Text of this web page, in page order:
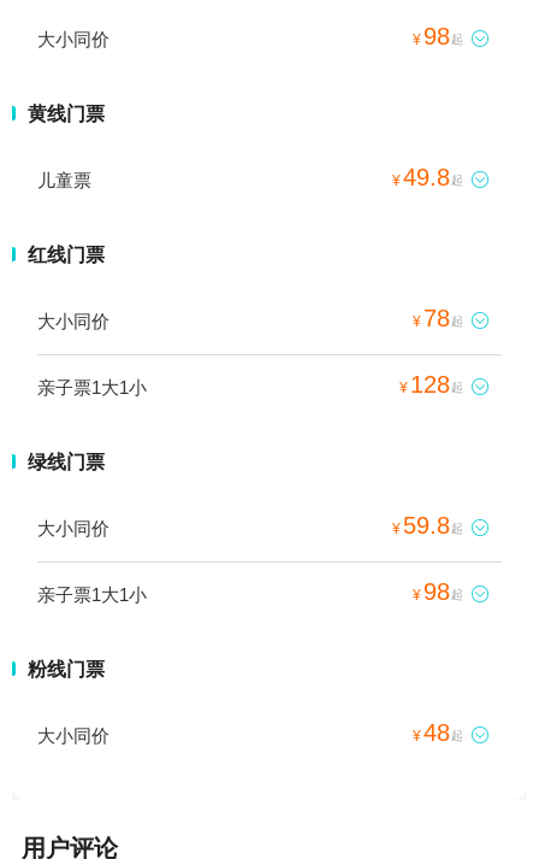
大小同价 ¥ 98起 
黄线门票
儿童票 ¥49.8起 
红线门票
大小同价 ¥ 78起 
亲子票1大1小 ¥ 128起 
绿线门票
大小同价 ¥ 59.8起 
亲子票1大1小 ¥ 98起 
粉线门票
大小同价 ¥48起 
用户评论